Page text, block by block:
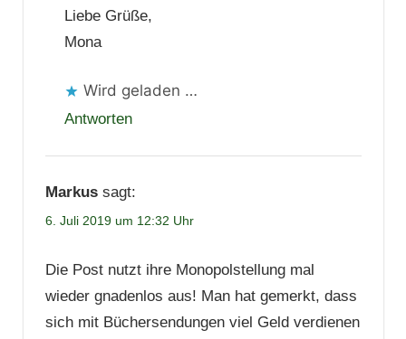
Liebe Grüße,
Mona
Wird geladen …
Antworten
Markus sagt:
6. Juli 2019 um 12:32 Uhr
Die Post nutzt ihre Monopolstellung mal
wieder gnadenlos aus! Man hat gemerkt, dass
sich mit Büchersendungen viel Geld verdienen